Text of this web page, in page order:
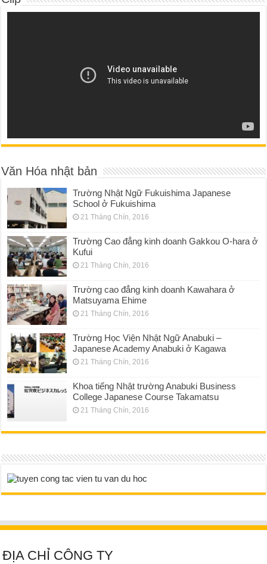
Văn Hóa nhật bản
Trường Nhật Ngữ Fukuishima Japanese
School ở Fukuishima
21 Tháng Chín, 2016
Trường Cao đẳng kinh doanh Gakkou O-hara ở
Kufui
21 Tháng Chín, 2016
Trường cao đẳng kinh doanh Kawahara ở
Matsuyama Ehime
21 Tháng Chín, 2016
Trường Học Viện Nhật Ngữ Anabuki –
Japanese Academy Anabuki ở Kagawa
21 Tháng Chín, 2016
Khoa tiếng Nhật trường Anabuki Business
College Japanese Course Takamatsu
21 Tháng Chín, 2016
ĐỊA CHỈ CÔNG TY